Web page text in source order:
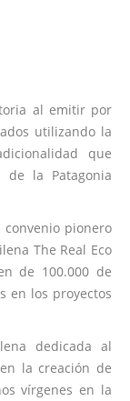
al emitir por
utilizando la
que
de la Patagonia
pionero
The Real Eco
de 100.000 de
en los proyectos
dedicada al
la creación de
vírgenes en la